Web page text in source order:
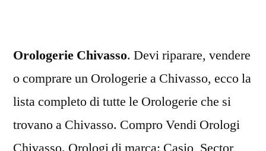
Orologerie Chivasso. Devi riparare, vendere
o comprare un Orologerie a Chivasso, ecco la
lista completo di tutte le Orologerie che si
trovano a Chivasso. Compro Vendi Orologi